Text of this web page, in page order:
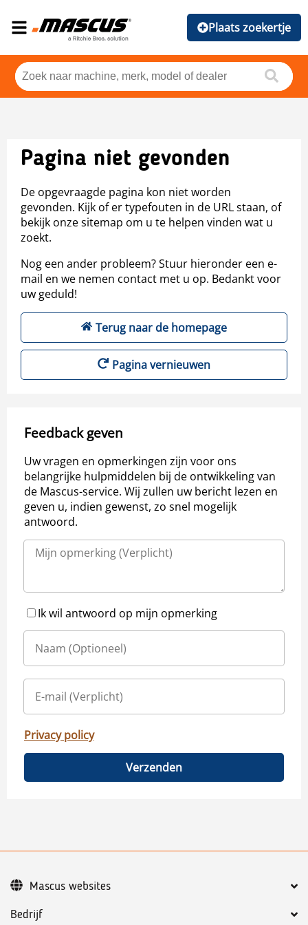
Plaats zoekertje
Pagina niet gevonden
De opgevraagde pagina kon niet worden
gevonden. Kijk of er typefouten in de URL staan, of
bekijk onze sitemap om u te helpen vinden wat u
zoekt.
Nog een ander probleem? Stuur hieronder een e-
mail en we nemen contact met u op. Bedankt voor
uw geduld!
Terug naar de homepage
Pagina vernieuwen
Feedback geven
Uw vragen en opmerkingen zijn voor ons
belangrijke hulpmiddelen bij de ontwikkeling van
de Mascus-service. Wij zullen uw bericht lezen en
geven u, indien gewenst, zo snel mogelijk
antwoord.
Ik wil antwoord op mijn opmerking
Privacy policy
Verzenden
Bedrijf
Mascus websites